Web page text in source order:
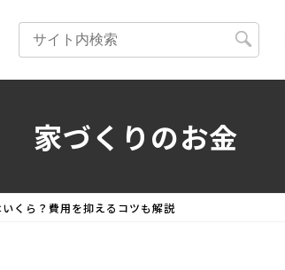
検
索:
家づくりのお金
くら？費用を抑えるコツも解説